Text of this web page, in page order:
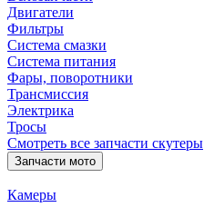
Двигатели
Фильтры
Система смазки
Система питания
Фары, поворотники
Трансмиссия
Электрика
Тросы
Смотреть все запчасти скутеры
Запчасти мото
Камеры